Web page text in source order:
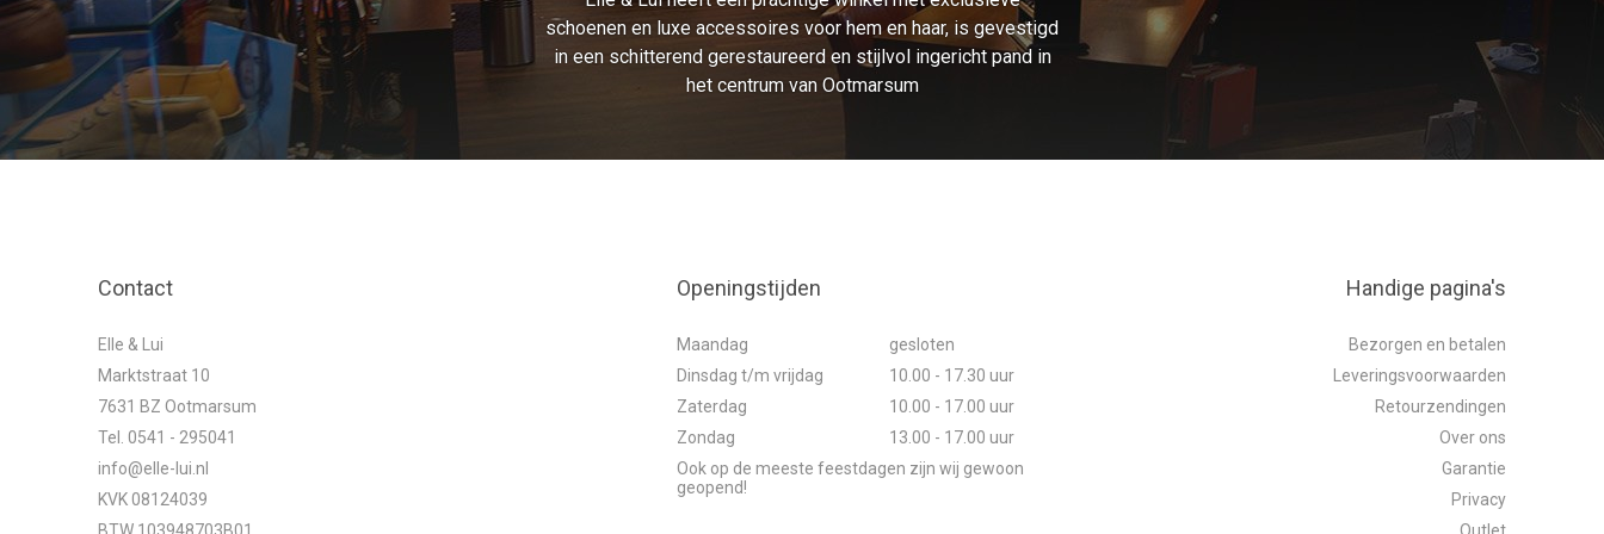
schoenen en luxe accessoires voor hem en haar, is gevestigd
in een schitterend gerestaureerd en stijlvol ingericht pand in
het centrum van Ootmarsum
Contact
Elle & Lui
Marktstraat 10
7631 BZ Ootmarsum
Tel. 0541 - 295041
info@elle-lui.nl
KVK 08124039
Openingstijden
Maandag
gesloten
Dinsdag t/m vrijdag
10.00 - 17.30 uur
Zaterdag
10.00 - 17.00 uur
Zondag
13.00 - 17.00 uur
Ook op de meeste feestdagen zijn wij gewoon
geopend!
Handige pagina's
Bezorgen en betalen
Leveringsvoorwaarden
Retourzendingen
Over ons
Garantie
Privacy